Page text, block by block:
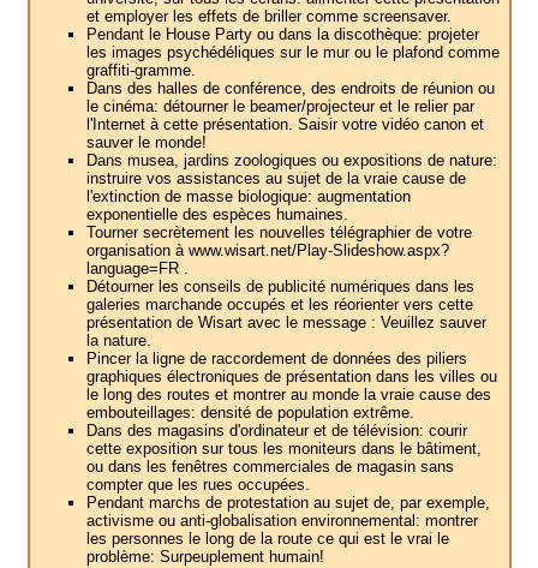
et employer les effets de briller comme screensaver.
Pendant le House Party ou dans la discothèque: projeter
les images psychédéliques sur le mur ou le plafond comme
graffiti-gramme.
Dans des halles de conférence, des endroits de réunion ou
le cinéma: détourner le beamer/projecteur et le relier par
l'Internet à cette présentation. Saisir votre vidéo canon et
sauver le monde!
Dans musea, jardins zoologiques ou expositions de nature:
instruire vos assistances au sujet de la vraie cause de
l'extinction de masse biologique: augmentation
exponentielle des espèces humaines.
Tourner secrètement les nouvelles télégraphier de votre
organisation à www.wisart.net/Play-Slideshow.aspx?
language=FR .
Détourner les conseils de publicité numériques dans les
galeries marchande occupés et les réorienter vers cette
présentation de Wisart avec le message : Veuillez sauver
la nature.
Pincer la ligne de raccordement de données des piliers
graphiques électroniques de présentation dans les villes ou
le long des routes et montrer au monde la vraie cause des
embouteillages: densité de population extrême.
Dans des magasins d'ordinateur et de télévision: courir
cette exposition sur tous les moniteurs dans le bâtiment,
ou dans les fenêtres commerciales de magasin sans
compter que les rues occupées.
Pendant marchs de protestation au sujet de, par exemple,
activisme ou anti-globalisation environnemental: montrer
les personnes le long de la route ce qui est le vrai le
problème: Surpeuplement humain!